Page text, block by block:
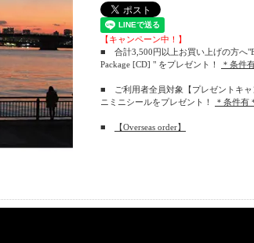
【キャンペーン中！】
■ 合計3,500円以上お買い上げの方へ
Package [CD] " をプレゼント！
＊条件
■ ご利用者全員対象【プレゼントキャ
ニミニシールをプレゼント！
＊条件有
■ 【Overseas order】